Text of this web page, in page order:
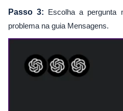
Passo 3: Escolha a pergunta
problema na guia Mensagens.